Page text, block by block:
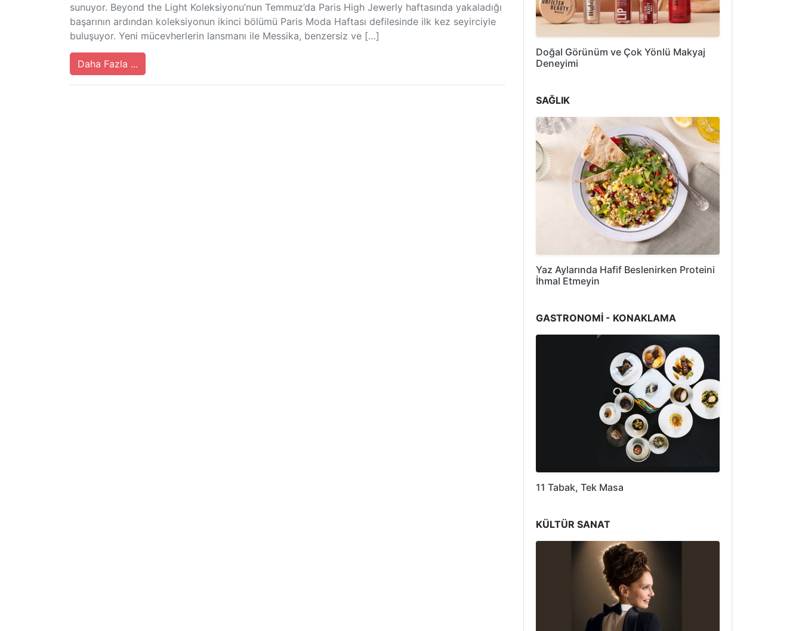
sunuyor. Beyond the Light Koleksiyonu’nun Temmuz’da Paris High Jewerly haftasında yakaladığı
başarının ardından koleksiyonun ikinci bölümü Paris Moda Haftası defilesinde ilk kez seyirciyle
buluşuyor. Yeni mücevherlerin lansmanı ile Messika, benzersiz ve […]
Daha Fazla ...
Doğal Görünüm ve Çok Yönlü Makyaj
Deneyimi
SAĞLIK
Yaz Aylarında Hafif Beslenirken Proteini
İhmal Etmeyin
GASTRONOMİ - KONAKLAMA
11 Tabak, Tek Masa
KÜLTÜR SANAT